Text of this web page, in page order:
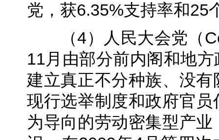
党，获6.35%支持率和25
（4）人民大会党（
11月由部分前内阁和地
建立真正不分种族、没
现行选举制度和政府官
为导向的劳动密集型产